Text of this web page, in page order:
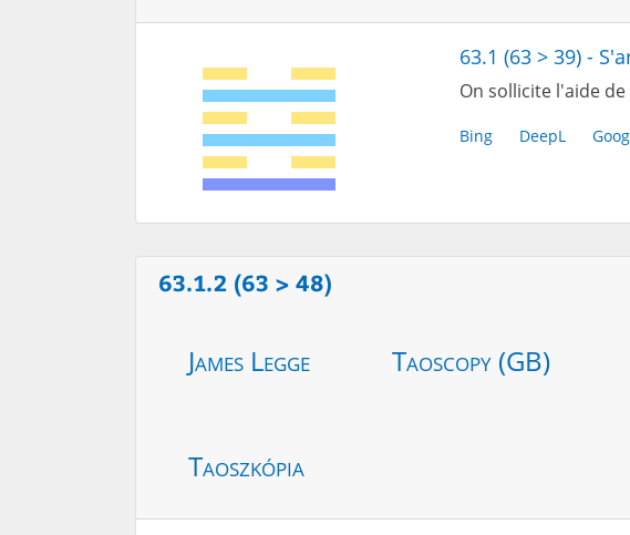
63.1 (63 > 39) -
On sollicite l'aide
Bing DeepL
63.1.2 (63 > 48)
James Legge Taoscopy (GB)
Taoszkópia